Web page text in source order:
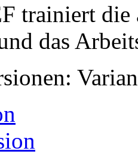
trainiert die
das